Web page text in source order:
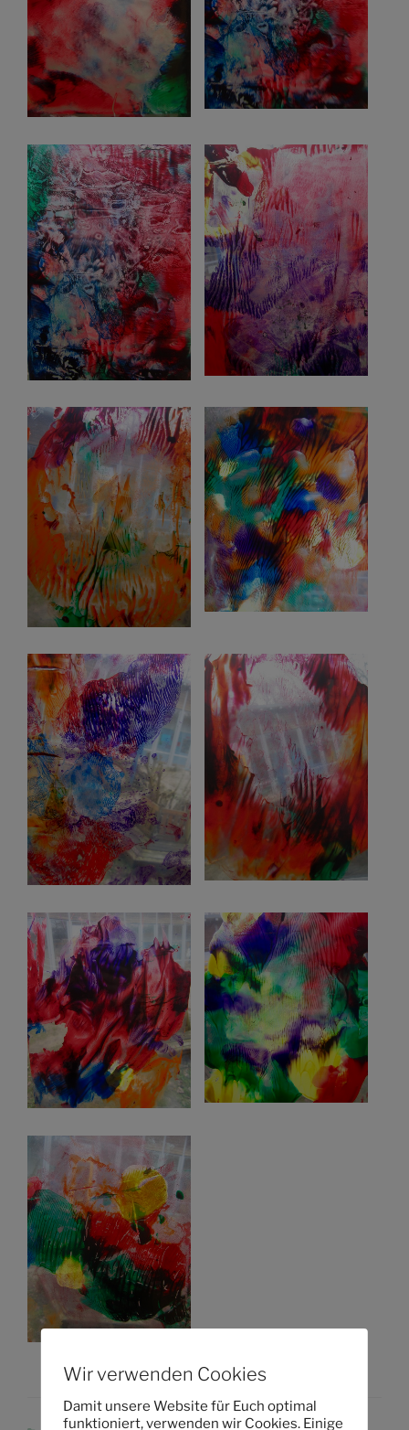
Wir verwenden Cookies
Damit unsere Website für Euch optimal
funktioniert, verwenden wir Cookies. Einige